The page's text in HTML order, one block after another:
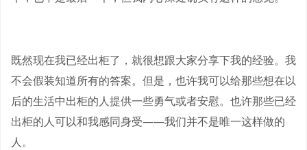
既然现在我已经出柜了，就很想跟大家分享下我的经验。我
不会假装知道所有的答案。但是，也许我可以给那些想在以
后的生活中出柜的人提供一些勇气或者安慰。也许那些已经
出柜的人可以和我感同身受——我们并不是唯一这样做的
人。